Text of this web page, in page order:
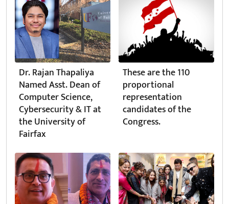
Dr. Rajan Thapaliya
Named Asst. Dean of
Computer Science,
Cybersecurity & IT at
the University of
Fairfax
These are the 110
proportional
representation
candidates of the
Congress.